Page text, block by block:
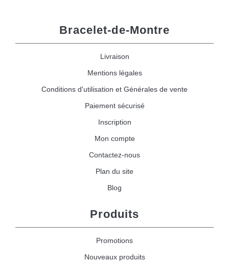
Bracelet-de-Montre
Livraison
Mentions légales
Conditions d'utilisation et Générales de vente
Paiement sécurisé
Inscription
Mon compte
Contactez-nous
Plan du site
Blog
Produits
Promotions
Nouveaux produits